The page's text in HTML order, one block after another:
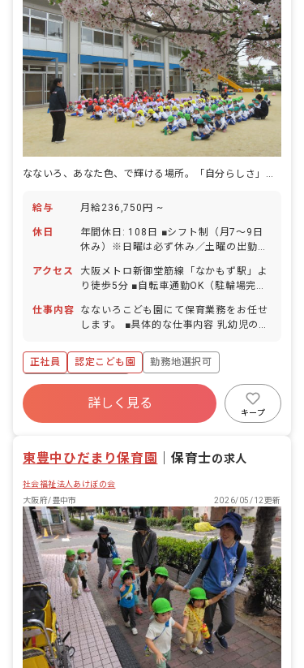
だと考えています。 この大事な時期を一
緒に過ごす責任を自覚し、職員と子ども
たちが一つの家族のように仲良く楽しく
過ごせるように心がけています。 子ども
たちや保護者の方々と、いつも・そば
に・一緒になって「喜び・悲しみ・悩
み」を共有できる家族のような存在を目
指しています。 3.地域に信頼され愛され
る施設 地域の方と積極的に交流を深め、
運営方針にご理解とご協力をいただき、
町全体で子育てを支援できるような環境
を目指しています。 4.職員が楽しく働け
ごす我々職員は、常に子どもたちのお手
本でなければいけません。 職員の成長は
「保育の質の向上」につながります。
そ、子どもたちがのびのび・わくわく・
げんきに過ごせる環境ができると考えて
境と従業員満足を重点課題とし、制度充
実に取り組んでいます。
なないろ、あなた色、で輝ける場所。「自分らしさ」を大切にイキイキ働く。
給与 月給236,750円 ~
休日
年間休日: 108日 ■シフト制（月7～9日
休み）※日曜は必ず休み／土曜の出勤は
日間） ■有給休暇 ■慶弔休暇 ■産前産
後・育児休暇（取得率100％・復帰率
100％）
アクセス
大阪メトロ新御堂筋線「なかもず駅」よ
り徒歩5分 ■自転車通勤OK（駐輪場完
仕事内容
なないろこども園にて保育業務をお任せ
します。 ■具体的な仕事内容 乳幼児の保
行動カリキュラム作成 ・日誌、連絡帳記
入 ・園内外保育研修、各講習会へ参加
・保育室清掃、園庭清掃など ・週案、月
案の作成 ・地域貢献活動
正社員 認定こども園
勤務地選択可
ボーナス・賞与あり
寮・住宅・家賃補助あり
社会保険完備
残業少なめ
詳しく見る
キープ
東豊中ひだまり保育園 ｜保育士の求人
社会福祉法人あけぼの会
大阪府/豊中市
2026/05/12更新